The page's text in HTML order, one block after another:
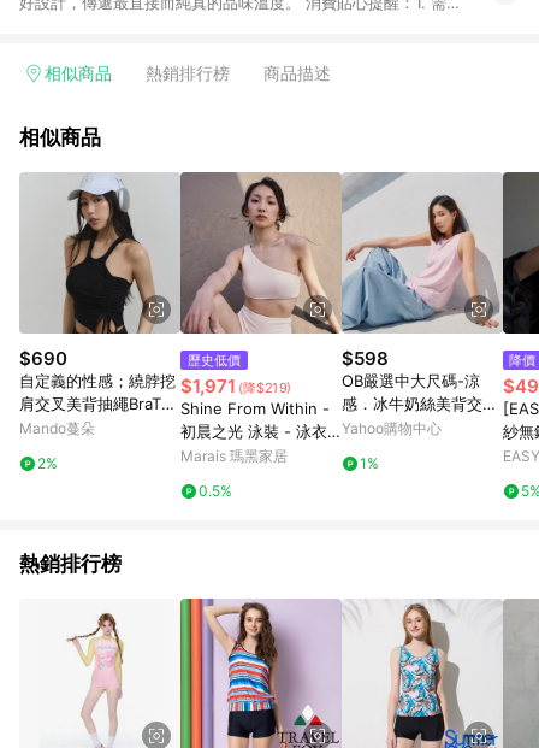
APP下單，將不符合贈點資格。 3. 點數將於出貨後60天前後發
相似商品 熱銷排行榜 商品描述
相似商品
$690
自定義的性感；繞脖挖
肩交叉美背抽繩BraTop
兩色
Mando蔓朵
2%
歷史低價
$1,971 (降$219)
Shine From Within -
初晨之光 泳裝 - 泳衣-
Large
Marais 瑪黑家居
0.5%
$598
OB嚴選中大尺碼-涼
感．冰牛奶絲美背交叉
運動背心《KS1023》
Yahoo購物中心
1%
降價
紗無
熱銷排行榜